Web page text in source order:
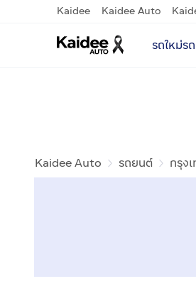
Kaidee Kaidee Auto
รถใหม่ร
Kaidee Auto รถยนต์ กรุง